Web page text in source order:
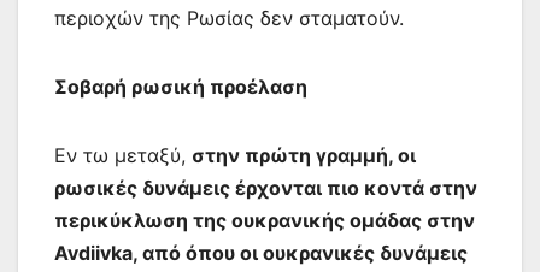
περιοχών της Ρωσίας δεν σταματούν.
Σοβαρή ρωσική προέλαση
Εν τω μεταξύ, στην πρώτη γραμμή, οι
ρωσικές δυνάμεις έρχονται πιο κοντά στην
περικύκλωση της ουκρανικής ομάδας στην
Avdiivka, από όπου οι ουκρανικές δυνάμεις